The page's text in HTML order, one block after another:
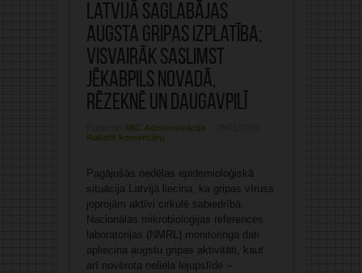
Latvijā saglabājas
augsta gripas izplatība;
visvairāk saslimst
Jēkabpils novadā,
Rēzeknē un Daugavpilī
MIC Administrācija
Rakstīt komentāru
Pagājušās nedēļas epidemioloģiskā
situācija Latvijā liecina, ka gripas vīruss
joprojām aktīvi cirkulē sabiedrībā.
Nacionālās mikrobioloģijas references
laboratorijas (NMRL) monitoringa dati
apliecina augstu gripas aktivitāti, kaut
arī novērota neliela lejupslīde –